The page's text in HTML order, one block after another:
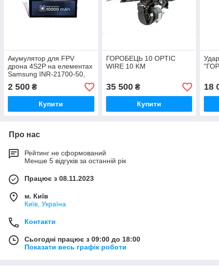
Акумулятор для FPV
дрона 4S2P на елементах
Samsung INR-21700-50,
10 000 mAh
2 500 ₴
Купити
ГОРОБЕЦЬ 10 OPTIC
WIRE 10 KM
35 500₴
Купити
18
Про нас
Рейтинг не сформований
Менше 5 відгуків за останній рік
Працює з 08.11.2023
м. Київ
Київ, Україна
Контакти
Сьогодні працює з 09:00 до 18:00
Показати весь графік роботи